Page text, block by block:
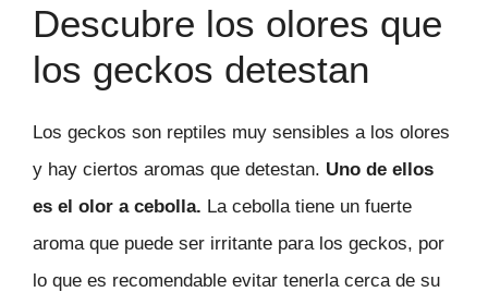
Descubre los olores que
los geckos detestan
Los geckos son reptiles muy sensibles a los olores
y hay ciertos aromas que detestan. Uno de ellos
es el olor a cebolla. La cebolla tiene un fuerte
aroma que puede ser irritante para los geckos, por
lo que es recomendable evitar tenerla cerca de su